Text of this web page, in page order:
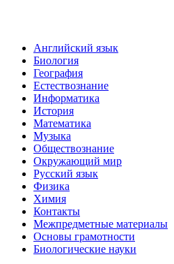
Английский язык
Биология
География
Естествознание
Информатика
История
Математика
Музыка
Обществознание
Окружающий мир
Русский язык
Физика
Химия
Контакты
Межпредметные материалы
Основы грамотности
Биологические науки